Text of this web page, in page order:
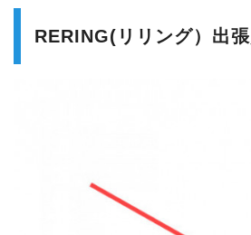
RERING(リリング）出